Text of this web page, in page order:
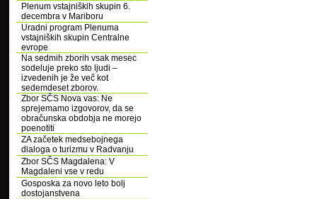
Plenum vstajniških skupin 6.
decembra v Mariboru
Uradni program Plenuma
vstajniških skupin Centralne
evrope
Na sedmih zborih vsak mesec
sodeluje preko sto ljudi –
izvedenih je že več kot
sedemdeset zborov.
Zbor SČS Nova vas: Ne
sprejemamo izgovorov, da se
obračunska obdobja ne morejo
poenotiti
ZA začetek medsebojnega
dialoga o turizmu v Radvanju
Zbor SČS Magdalena: V
Magdaleni vse v redu
Gosposka za novo leto bolj
dostojanstvena